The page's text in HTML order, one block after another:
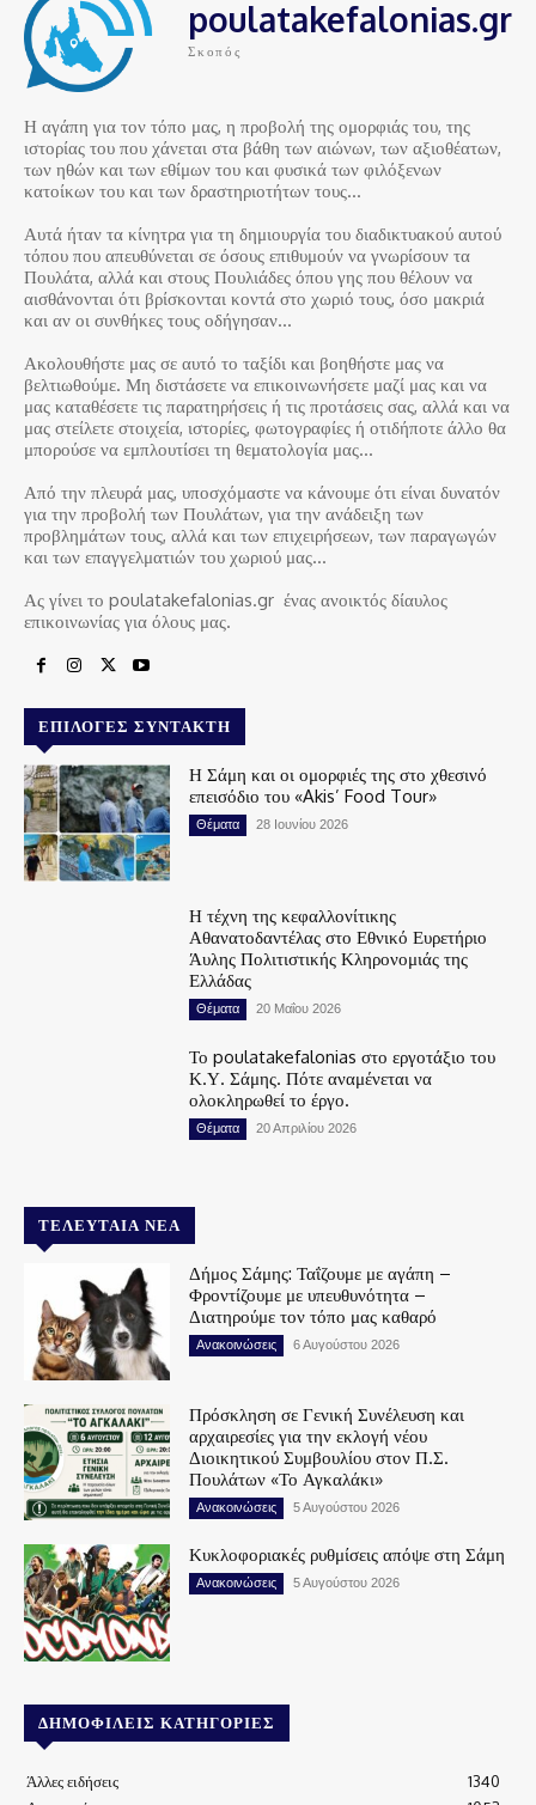
poulatakefalonias.gr
Σκοπός
Η αγάπη για τον τόπο μας, η προβολή της ομορφιάς του, της
ιστορίας του που χάνεται στα βάθη των αιώνων, των αξιοθέατων,
των ηθών και των εθίμων του και φυσικά των φιλόξενων
κατοίκων του και των δραστηριοτήτων τους…
Αυτά ήταν τα κίνητρα για τη δημιουργία του διαδικτυακού αυτού
τόπου που απευθύνεται σε όσους επιθυμούν να γνωρίσουν τα
Πουλάτα, αλλά και στους Πουλιάδες όπου γης που θέλουν να
αισθάνονται ότι βρίσκονται κοντά στο χωριό τους, όσο μακριά
και αν οι συνθήκες τους οδήγησαν…
Ακολουθήστε μας σε αυτό το ταξίδι και βοηθήστε μας να
βελτιωθούμε. Μη διστάσετε να επικοινωνήσετε μαζί μας και να
μας καταθέσετε τις παρατηρήσεις ή τις προτάσεις σας, αλλά και να
μας στείλετε στοιχεία, ιστορίες, φωτογραφίες ή οτιδήποτε άλλο θα
μπορούσε να εμπλουτίσει τη θεματολογία μας…
Από την πλευρά μας, υποσχόμαστε να κάνουμε ότι είναι δυνατόν
για την προβολή των Πουλάτων, για την ανάδειξη των
προβλημάτων τους, αλλά και των επιχειρήσεων, των παραγωγών
και των επαγγελματιών του χωριού μας…
Ας γίνει το poulatakefalonias.gr ένας ανοικτός δίαυλος
επικοινωνίας για όλους μας.
ΕΠΙΛΟΓΈΣ ΣΥΝΤΆΚΤΗ
Η Σάμη και οι ομορφιές της στο χθεσινό
επεισόδιο του «Akis’ Food Tour»
Θέματα 28 Ιουνίου 2026
Η τέχνη της κεφαλλονίτικης
Αθανατοδαντέλας στο Εθνικό Ευρετήριο
Άυλης Πολιτιστικής Κληρονομιάς της
Ελλάδας
Θέματα 20 Μαΐου 2026
Το poulatakefalonias στο εργοτάξιο του
Κ.Υ. Σάμης. Πότε αναμένεται να
ολοκληρωθεί το έργο.
Θέματα 20 Απριλίου 2026
ΤΕΛΕΥΤΑΊΑ ΝΈΑ
Δήμος Σάμης: Ταΐζουμε με αγάπη –
Φροντίζουμε με υπευθυνότητα –
Διατηρούμε τον τόπο μας καθαρό
Ανακοινώσεις 6 Αυγούστου 2026
Πρόσκληση σε Γενική Συνέλευση και
αρχαιρεσίες για την εκλογή νέου
Διοικητικού Συμβουλίου στον Π.Σ.
Πουλάτων «Το Αγκαλάκι»
Ανακοινώσεις 5 Αυγούστου 2026
Κυκλοφοριακές ρυθμίσεις απόψε στη Σάμη
Ανακοινώσεις 5 Αυγούστου 2026
ΔΗΜΟΦΙΛΕΊΣ ΚΑΤΗΓΟΡΊΕΣ
Άλλες ειδήσεις
1340